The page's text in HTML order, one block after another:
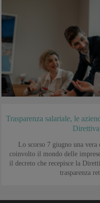
Trasparenza salariale, le
Lo scorso 7 giugno una
coinvolto il mondo delle
il decreto che recepisce la
trasparenza